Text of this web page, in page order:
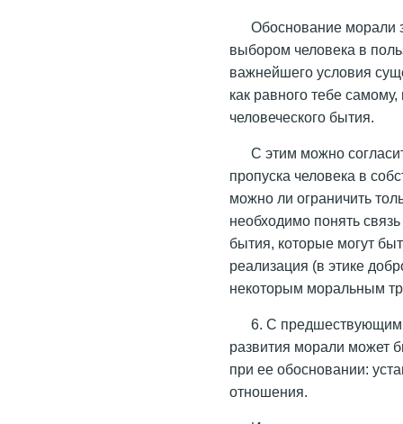
Обоснование морали
выбором человека в
важнейшего условия
как равного тебе
человеческого бытия.
С этим можно
пропуска человека в
можно ли ограничить
необходимо понять
бытия, которые могут
реализация (в этике
некоторым моральным
6. С предшествующим
развития морали может
при ее обосновании:
отношения.